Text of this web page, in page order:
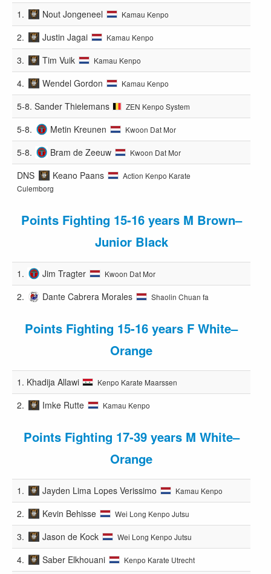
1. Nout Jongeneel Kamau Kenpo
2. Justin Jagai Kamau Kenpo
3. Tim Vuik Kamau Kenpo
4. Wendel Gordon Kamau Kenpo
5-8. Sander Thielemans ZEN Kenpo System
5-8. Metin Kreunen Kwoon Dat Mor
5-8. Bram de Zeeuw Kwoon Dat Mor
DNS Keano Paans
Action Kenpo Karate
Culemborg
Points Fighting 15-16 years M Brown–
Junior Black
1. Jim Tragter Kwoon Dat Mor
2. Dante Cabrera Morales Shaolin Chuan fa
Points Fighting 15-16 years F White–
Orange
1. Khadija Allawi Kenpo Karate Maarssen
2. Imke Rutte Kamau Kenpo
Points Fighting 17-39 years M White–
Orange
1. Jayden Lima Lopes Verissimo Kamau Kenpo
2. Kevin Behisse Wei Long Kenpo Jutsu
3. Jason de Kock Wei Long Kenpo Jutsu
4. Saber Elkhouani Kenpo Karate Utrecht